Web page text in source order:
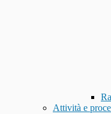
Attività e